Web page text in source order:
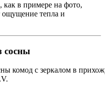
в примере на фото,
ощущение тепла и
сосны